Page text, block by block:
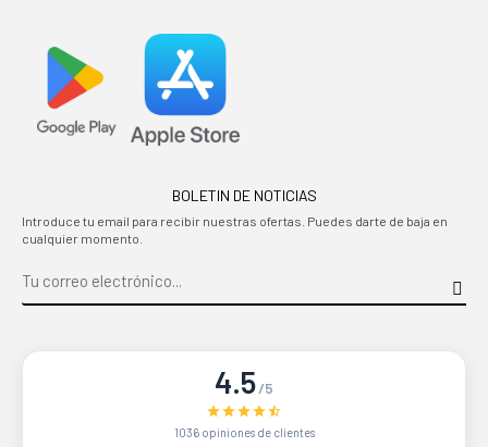
BOLETIN DE NOTICIAS
Introduce tu email para recibir nuestras ofertas. Puedes darte de baja en
cualquier momento.
4.5/5
1036 opiniones de clientes